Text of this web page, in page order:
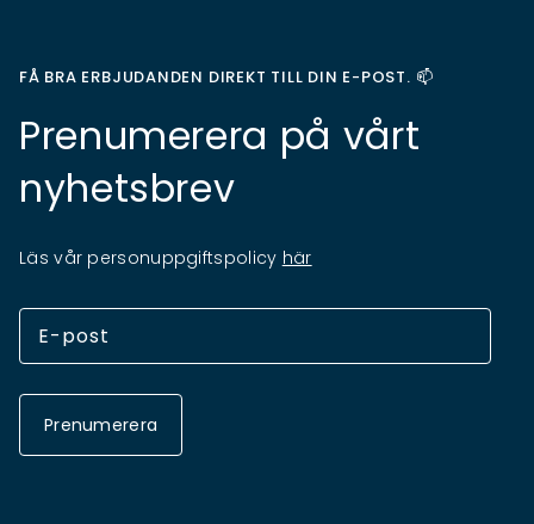
FÅ BRA ERBJUDANDEN DIREKT TILL DIN E-POST. 📫
Prenumerera på vårt
nyhetsbrev
Läs vår personuppgiftspolicy här
Prenumerera